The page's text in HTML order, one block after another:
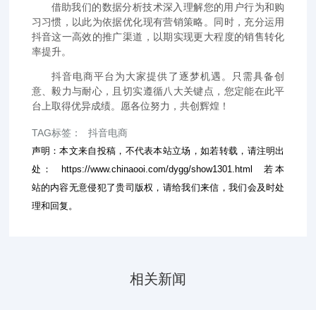
借助我们的数据分析技术深入理解您的用户行为和购
习习惯，以此为依据优化现有营销策略。同时，充分运用
抖音这一高效的推广渠道，以期实现更大程度的销售转化
率提升。
抖音电商平台为大家提供了逐梦机遇。只需具备创
意、毅力与耐心，且切实遵循八大关键点，您定能在此平
台上取得优异成绩。愿各位努力，共创辉煌！
TAG标签： 抖音电商
声明：本文来自投稿，不代表本站立场，如若转载，请注明出
处：
https://www.chinaooi.com/dygg/show1301.html
若本
站的内容无意侵犯了贵司版权，请给我们来信，我们会及时处
理和回复。
相关新闻